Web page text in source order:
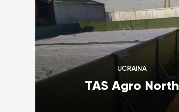
UCRAINA
TAS Agro North